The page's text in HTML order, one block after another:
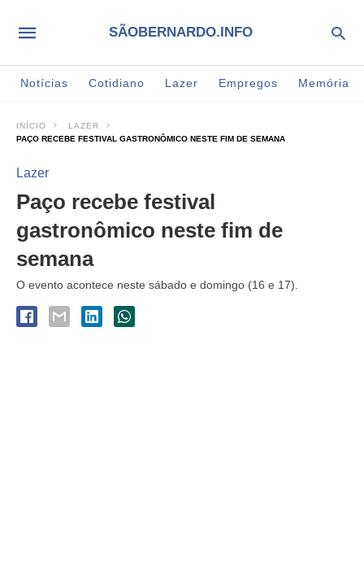
SÃOBERNARDO.INFO
Notícias Cotidiano Lazer Empregos Memória
INÍCIO
LAZER
PAÇO RECEBE FESTIVAL GASTRONÔMICO NESTE FIM DE SEMANA
Lazer
Paço recebe festival
gastronômico neste fim de
semana
O evento acontece neste sábado e domingo (16 e 17).